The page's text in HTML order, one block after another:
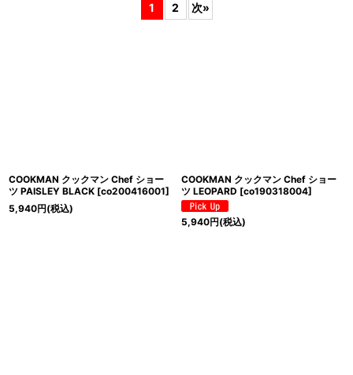
1 2 次»
COOKMAN クックマン Chef ショー
ツ PAISLEY BLACK [co200416001]
5,940円(税込)
COOKMAN クックマン Chef ショー
ツ LEOPARD [co190318004]
5,940円(税込)